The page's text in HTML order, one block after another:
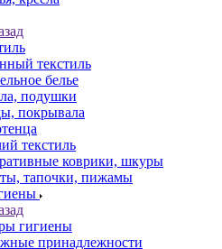
текстиль
белье
подушки
покрывала
текстиль
коврики, шкуры
тапочки, пижамы
гигиены
принадлежности